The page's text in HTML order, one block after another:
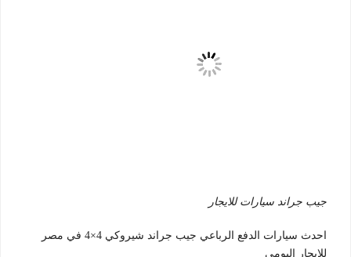
جيب جراند سيارات للايجار
احدث سيارات الدفع الرباعي جيب جراند شيروكي 4×4 في مصر
للايجار اليومي